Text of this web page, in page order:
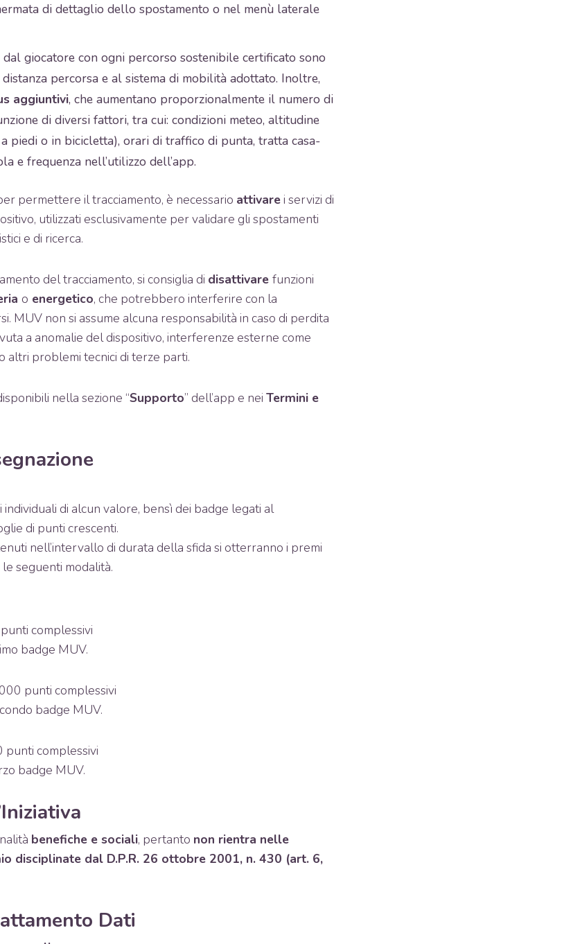
di dettaglio dello spostamento o nel menù laterale
giocatore con ogni percorso sostenibile certificato sono
percorsa e al sistema di mobilità adottato. Inoltre,
aggiuntivi, che aumentano proporzionalmente il numero di
di diversi fattori, tra cui: condizioni meteo, altitudine
piedi o in bicicletta), orari di traffico di punta, tratta casa-
e frequenza nell’utilizzo dell’app.
permettere il tracciamento, è necessario attivarei servizi di
utilizzati esclusivamente per validare gli spostamenti
e di ricerca.
del tracciamento, si consiglia di disattivare funzioni
o energetico, che potrebbero interferire con la
MUV non si assume alcuna responsabilità in caso di perdita
a anomalie del dispositivo, interferenze esterne come
altri problemi tecnici di terze parti.
nella sezione “Supporto” dell’app e nei Termini e
di alcun valore, bensì dei badge legati al
di punti crescenti.
nell’intervallo di durata della sfida si otterranno i premi
seguenti modalità.
complessivi
badge MUV.
punti complessivi
badge MUV.
punti complessivi
badge MUV.
benefiche e sociali, pertanto non rientra nelle
disciplinate dal D.P.R. 26 ottobre 2001, n. 430 (art. 6,
Dati